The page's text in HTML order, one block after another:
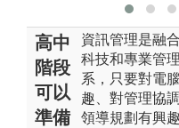
高中
階段
可以
準備
資訊管理是融
科技和專業管
系，只要對電
趣、對管理協
領導規劃有興